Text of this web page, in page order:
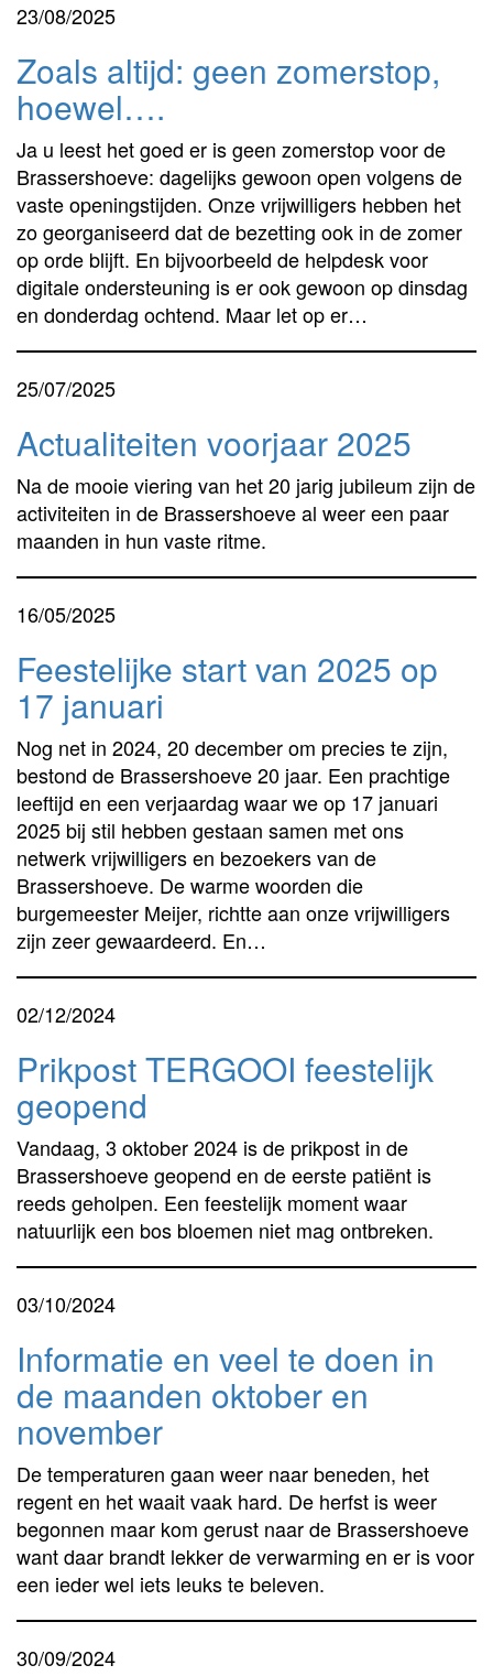
23/08/2025
Zoals altijd: geen zomerstop,
hoewel….
Ja u leest het goed er is geen zomerstop voor de
Brassershoeve: dagelijks gewoon open volgens de
vaste openingstijden. Onze vrijwilligers hebben het
zo georganiseerd dat de bezetting ook in de zomer
op orde blijft. En bijvoorbeeld de helpdesk voor
digitale ondersteuning is er ook gewoon op dinsdag
en donderdag ochtend. Maar let op er…
25/07/2025
Actualiteiten voorjaar 2025
Na de mooie viering van het 20 jarig jubileum zijn de
activiteiten in de Brassershoeve al weer een paar
maanden in hun vaste ritme.
16/05/2025
Feestelijke start van 2025 op
17 januari
Nog net in 2024, 20 december om precies te zijn,
bestond de Brassershoeve 20 jaar. Een prachtige
leeftijd en een verjaardag waar we op 17 januari
2025 bij stil hebben gestaan samen met ons
netwerk vrijwilligers en bezoekers van de
Brassershoeve. De warme woorden die
burgemeester Meijer, richtte aan onze vrijwilligers
zijn zeer gewaardeerd. En…
02/12/2024
Prikpost TERGOOI feestelijk
geopend
Vandaag, 3 oktober 2024 is de prikpost in de
Brassershoeve geopend en de eerste patiënt is
reeds geholpen. Een feestelijk moment waar
natuurlijk een bos bloemen niet mag ontbreken.
03/10/2024
Informatie en veel te doen in
de maanden oktober en
november
De temperaturen gaan weer naar beneden, het
regent en het waait vaak hard. De herfst is weer
begonnen maar kom gerust naar de Brassershoeve
want daar brandt lekker de verwarming en er is voor
een ieder wel iets leuks te beleven.
30/09/2024